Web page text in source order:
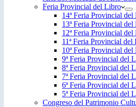
Feria Provincial del Libro
14ª Feria Provincial
13ª Feria Provincial
12ª Feria Provincial
11ª Feria Provincial del
10ª Feria Provincial
9ª Feria Provincial del
8ª Feria Provincial del
7ª Feria Provincial del
6ª Feria Provincial del
5ª Feria Provincial del
Congreso del Patrimonio